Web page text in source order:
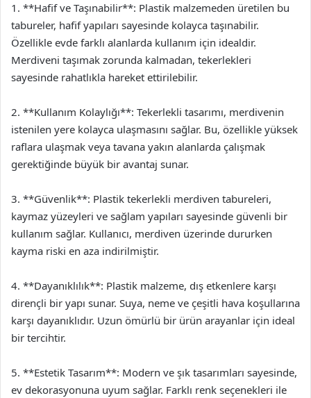
1. **Hafif ve Taşınabilir**: Plastik malzemeden üretilen bu
tabureler, hafif yapıları sayesinde kolayca taşınabilir.
Özellikle evde farklı alanlarda kullanım için idealdir.
Merdiveni taşımak zorunda kalmadan, tekerlekleri
sayesinde rahatlıkla hareket ettirilebilir.
2. **Kullanım Kolaylığı**: Tekerlekli tasarımı, merdivenin
istenilen yere kolayca ulaşmasını sağlar. Bu, özellikle yüksek
raflara ulaşmak veya tavana yakın alanlarda çalışmak
gerektiğinde büyük bir avantaj sunar.
3. **Güvenlik**: Plastik tekerlekli merdiven tabureleri,
kaymaz yüzeyleri ve sağlam yapıları sayesinde güvenli bir
kullanım sağlar. Kullanıcı, merdiven üzerinde dururken
kayma riski en aza indirilmiştir.
4. **Dayanıklılık**: Plastik malzeme, dış etkenlere karşı
dirençli bir yapı sunar. Suya, neme ve çeşitli hava koşullarına
karşı dayanıklıdır. Uzun ömürlü bir ürün arayanlar için ideal
bir tercihtir.
5. **Estetik Tasarım**: Modern ve şık tasarımları sayesinde,
ev dekorasyonuna uyum sağlar. Farklı renk seçenekleri ile